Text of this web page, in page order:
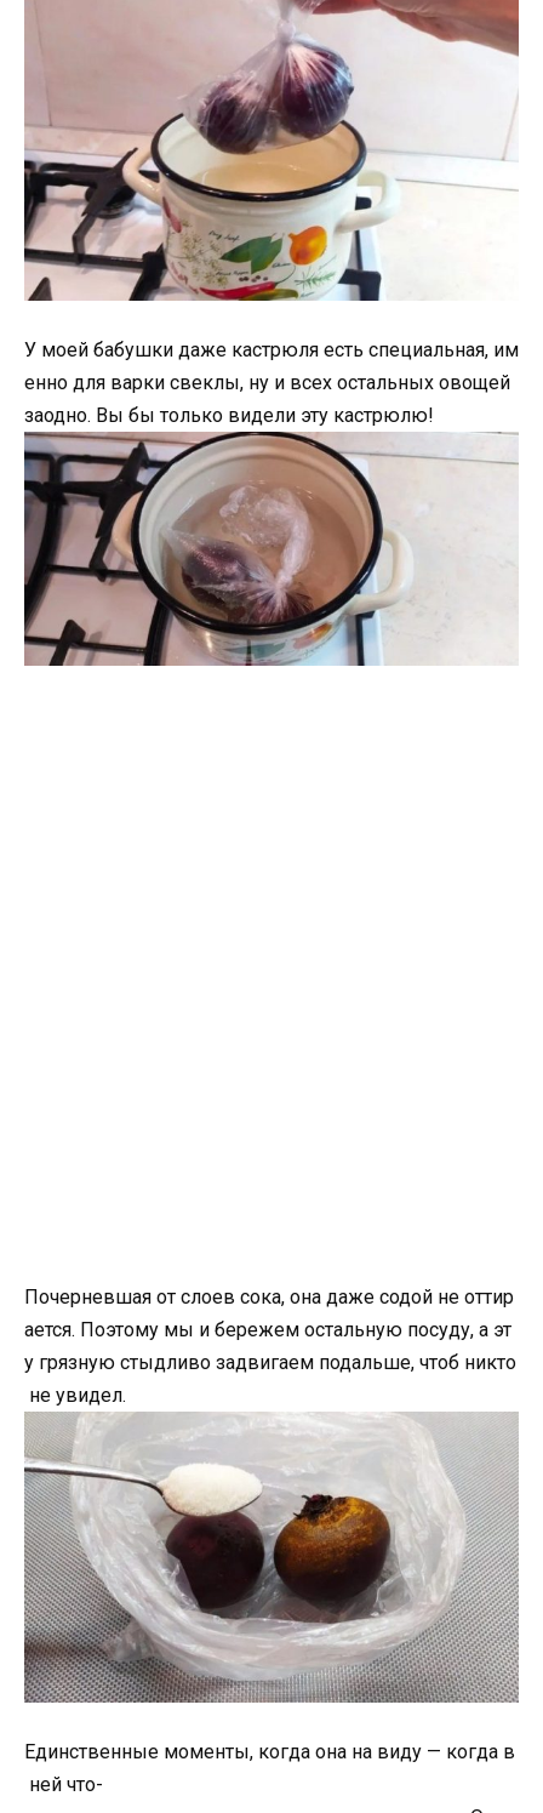
У моей бабушки даже кастрюля есть специальная, им
енно для варки свеклы, ну и всех остальных овощей
заодно. Вы бы только видели эту кастрюлю!
Почерневшая от слоев сока, она даже содой не оттир
ается. Поэтому мы и бережем остальную посуду, а эт
у грязную стыдливо задвигаем подальше, чтоб никто
не увидел.
Единственные моменты, когда она на виду — когда в
ней что-